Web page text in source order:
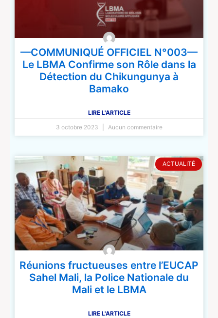
—COMMUNIQUÉ OFFICIEL N°003—
Le LBMA Confirme son Rôle dans la
Détection du Chikungunya à
Bamako
LIRE L'ARTICLE
3 octobre 2023
Aucun commentaire
ACTUALITÉ
Réunions fructueuses entre l’EUCAP
Sahel Mali, la Police Nationale du
Mali et le LBMA
LIRE L'ARTICLE